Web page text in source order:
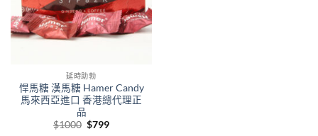
延時助勃
悍馬糖 漢馬糖 Hamer Candy
馬來西亞進口 香港總代理正
品
$1000 Original
$799Current